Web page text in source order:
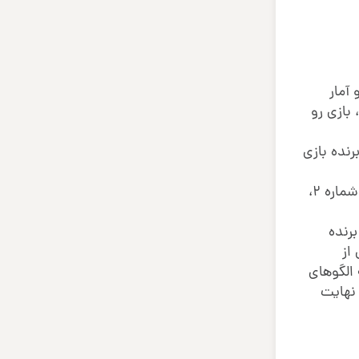
مقابل ضربه بزنه، در ۸۰ درصد مواقع، بازی رو
۱ میتونه با احتمال بالا برنده بازی
حالا شاید یه نفر از بیرون بیاد بگه پاشو خودتو و این دفتر دستکتو جمع کن و دست از این مسخره بازیا بردار؛ چون که آقای شماره ۲،
مواقع میتونه برنده
از